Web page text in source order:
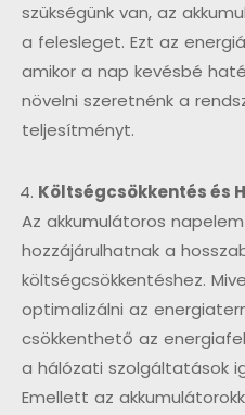
szükségünk van, az
a felesleget. Ezt az
amikor a nap kevésbé
növelni szeretnénk a
teljesítményt.
Költségcsökkentés és
Az akkumulátoros
hozzájárulhatnak a
költségcsökkentéshez.
optimalizálni az
csökkenthető az
a hálózati szolgáltatások
Emellett az